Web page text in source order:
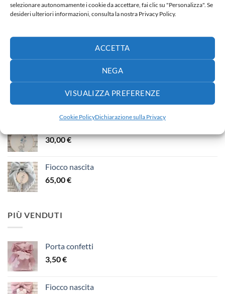
selezionare autonomamente i cookie da accettare, fai clic su "Personalizza". Se
desideri ulteriori informazioni, consulta la nostra Privacy Policy.
ACCETTA
NEGA
VISUALIZZA PREFERENZE
Cookie PolicyDichiarazione sulla Privacy
NUOVI ARRIVI
65,00€
30,00€
Fiocco nascita
65,00€
PIÙ VENDUTI
Porta confetti
3,50€
Fiocco nascita